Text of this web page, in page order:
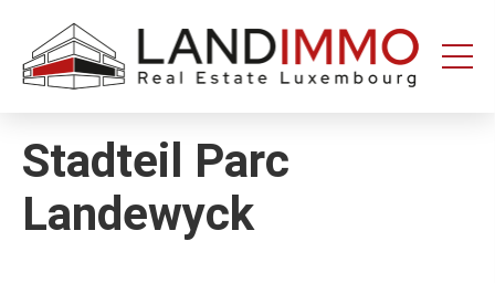
Aller au
contenu
Aller
en
bas
page
Stadteil Parc
Landewyck